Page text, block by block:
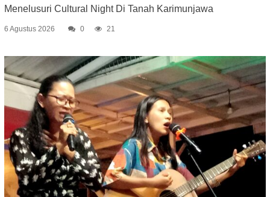
Menelusuri Cultural Night Di Tanah Karimunjawa
6 Agustus 2026 0 21